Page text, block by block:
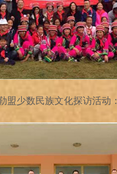
盟少数民族文化探访活动：